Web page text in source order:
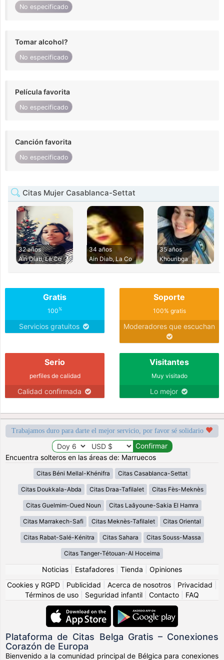
No especificado
Tomar alcohol?
No especificado
Película favorita
No especificado
Canción favorita
No especificado
Citas Mujer Casablanca-Settat
32 años
Ain Diab, La Co
34 años
Ain Diab, La Co
35 años
Khouribga
Gratis
100%
Servicios gratuitos
Soporte
100% gratis
Moderadores que escuchan
Serio
perfiles de calidad
Calidad confirmada
Visitantes
Muy visitado
Lo mejor
Trabajamos duro para darte el mejor servicio, por favor sé solidario
Encuentra solteros en las áreas de: Marruecos
Citas Béni Mellal-Khénifra Citas Casablanca-Settat
Citas Doukkala-Abda Citas Draa-Tafilalet Citas Fès-Meknès
Citas Guelmim-Oued Noun Citas Laâyoune-Sakia El Hamra
Citas Marrakech-Safi Citas Meknès-Tafilalet Citas Oriental
Citas Rabat-Salé-Kénitra Citas Sahara Citas Souss-Massa
Citas Tanger-Tétouan-Al Hoceima
Noticias Estafadores Tienda
Opiniones
Cookies y RGPD
Publicidad Acerca de nosotros Privacidad
Términos de uso
Seguridad infantil Contacto FAQ
Plataforma de Citas Belga Gratis – Conexiones
Corazón de Europa
Bienvenido a la comunidad principal de Bélgica para conexiones